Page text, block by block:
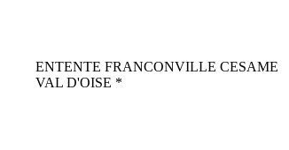
ENTENTE FRANCONVILLE CESAME
VAL D'OISE *